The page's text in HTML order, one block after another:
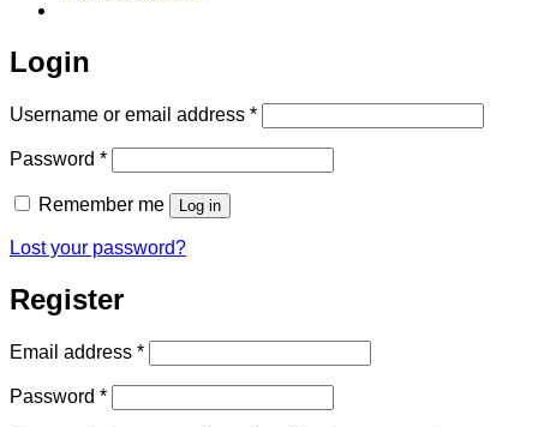
Login
Username or email address *Required
Password *Required
Remember me Log in
Lost your password?
Register
Email address *Required
Password *Required